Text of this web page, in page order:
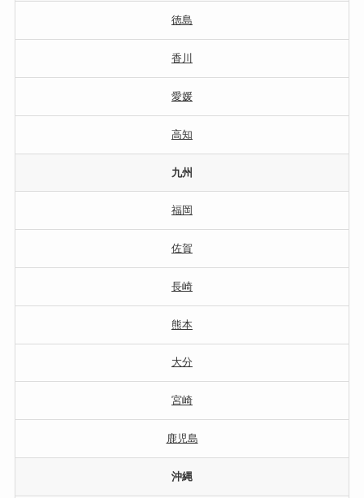
徳島
香川
愛媛
高知
九州
福岡
佐賀
長崎
熊本
大分
宮崎
鹿児島
沖縄